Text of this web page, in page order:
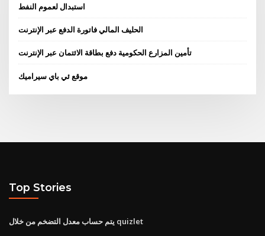
استبدال لعموم النفط
الحليف المالي فاتورة الدفع عبر الإنترنت
تأمين المزارع الحكومية دفع بطاقة الائتمان عبر الإنترنت
موقع ئي باي سيراميك
Top Stories
يتم حساب معدل التضخم من خلال quizlet